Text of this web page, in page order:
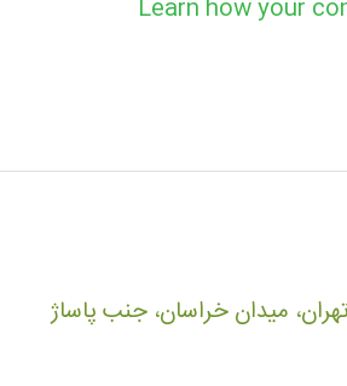
Learn how your
میدان خراسان، جنب پاساژ